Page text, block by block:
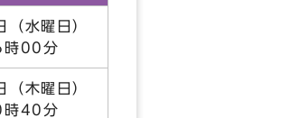
水曜日）
時00分
木曜日）
時40分